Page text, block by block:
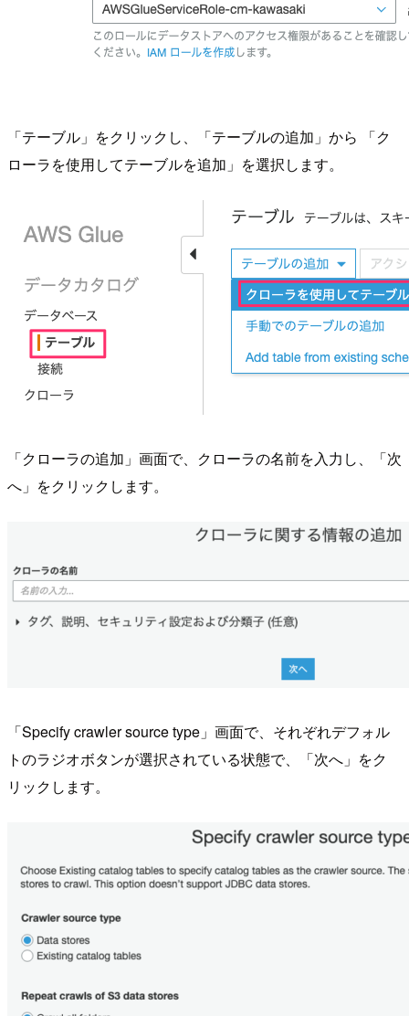
「テーブル」をクリックし、「テーブルの追加」から 「ク
ローラを使用してテーブルを追加」を選択します。
「クローラの追加」画面で、クローラの名前を入力し、「次
へ」をクリックします。
「Specify crawler source type」画面で、それぞれデフォル
トのラジオボタンが選択されている状態で、「次へ」をク
リックします。